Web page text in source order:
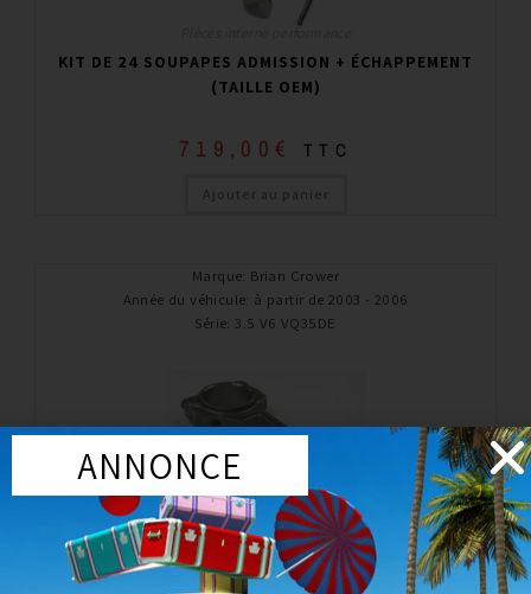
KIT DE 24 SOUPAPES ADMISSION + ÉCHAPPEMENT
(TAILLE OEM)
719,00 € TTC
Ajouter au panier
Marque: Brian Crower
Année du véhicule: à partir de 2003 - 2006
Série: 3.5 V6 VQ35DE
Pièces interne performance
KIT DE 6 BIELLES FORGÉ BC6228
ANNONCE